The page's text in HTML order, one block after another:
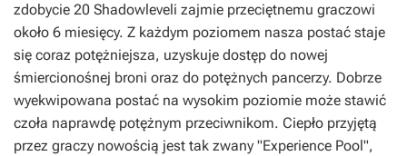
zdobycie 20 Shadowleveli zajmie przeciętnemu graczowi
około 6 miesięcy. Z każdym poziomem nasza postać staje
się coraz potężniejsza, uzyskuje dostęp do nowej
śmiercionośnej broni oraz do potężnych pancerzy. Dobrze
wyekwipowana postać na wysokim poziomie może stawić
czoła naprawdę potężnym przeciwnikom. Ciepło przyjętą
przez graczy nowością jest tak zwany "Experience Pool",